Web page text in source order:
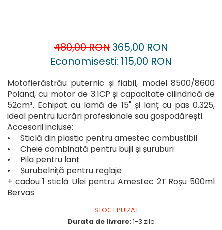
Mașină de tocat carne
Mori electrice
Oale și vase de gătit
Perne
Pistol pentru vopsit
Pompă, hidrofor
Hidrofoare
Presostate/Regulatoare de
presiune
Prelate și Folii de Protecție
480,00 RON365,00 RON
Economisesti: 115,00 RON
Motofierăstrău puternic și fiabil, model 8500/8600
Poland, cu motor de 3.1CP și capacitate cilindrică de
52cm³. Echipat cu lamă de 15" și lanț cu pas 0.325,
ideal pentru lucrări profesionale sau gospodărești.
Accesorii incluse:
• Sticlă din plastic pentru amestec combustibil
• Cheie combinată pentru bujii și șuruburi
• Pila pentru lanț
• Șurubelniță pentru reglaje
+ cadou 1 sticlă Ulei pentru Amestec 2T Roșu 500ml
Bervas
STOC EPUIZAT
Durata de livrare:1-3 zile